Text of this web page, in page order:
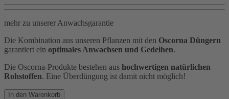
mehr zu unserer Anwachsgarantie
Die Kombination aus unseren Pflanzen mit den Oscorna Düngern
garantiert ein optimales Anwachsen und Gedeihen.
Die Oscorna-Produkte bestehen aus hochwertigen natürlichen
Rohstoffen. Eine Überdüngung ist damit nicht möglich!
In den Warenkorb